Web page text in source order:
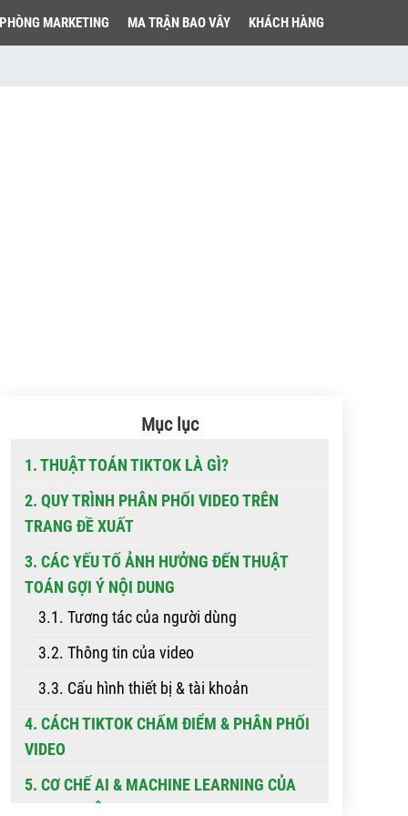
PHÒNG MARKETING MA TRẬN BAO VÂY KHÁCH HÀNG
Mục lục
1. THUẬT TOÁN TIKTOK LÀ GÌ?
2. QUY TRÌNH PHÂN PHỐI VIDEO TRÊN
TRANG ĐỀ XUẤT
3. CÁC YẾU TỐ ẢNH HƯỞNG ĐẾN THUẬT
TOÁN GỢI Ý NỘI DUNG
3.1. Tương tác của người dùng
3.2. Thông tin của video
3.3. Cấu hình thiết bị & tài khoản
4. CÁCH TIKTOK CHẤM ĐIỂM & PHÂN PHỐI
VIDEO
5. CƠ CHẾ AI & MACHINE LEARNING CỦA